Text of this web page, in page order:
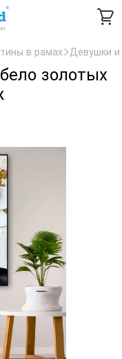
в рамах Девушки и
золотых